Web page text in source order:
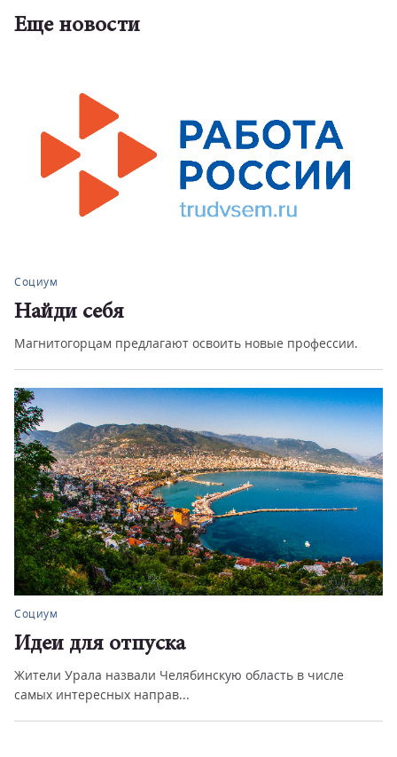
Еще новости
Социум
Найди себя
Магнитогорцам предлагают освоить новые профессии.
Социум
Идеи для отпуска
Жители Урала назвали Челябинскую область в числе
самых интересных направ...